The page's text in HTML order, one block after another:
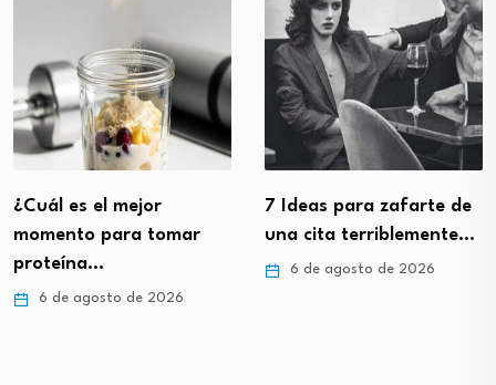
¿Cuál es el mejor
momento para tomar
proteína…
6 de agosto de 2026
7 Ideas para zafarte de
una cita terriblemente…
6 de agosto de 2026